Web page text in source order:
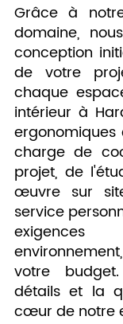
Grâce à
domaine,
conception
de votre
chaque
intérieur à
ergonomiques
charge de
projet, de
œuvre sur
service
votre
détails et la
cœur de notre